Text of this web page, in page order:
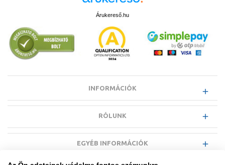
Árukereső.hu
INFORMÁCIÓK
RÓLUNK
EGYÉB INFORMÁCIÓK